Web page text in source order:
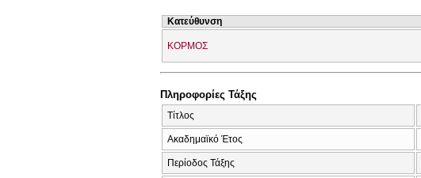
Κατεύθυνση
ΚΟΡΜΟΣ
Πληροφορίες Τάξης
Τίτλος
Ακαδημαϊκό Έτος
Περίοδος Τάξης